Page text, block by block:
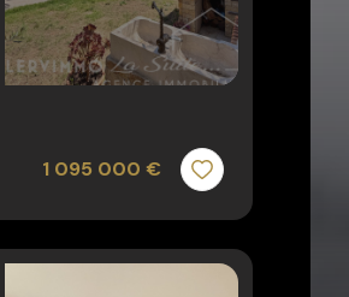
1 095 000 €